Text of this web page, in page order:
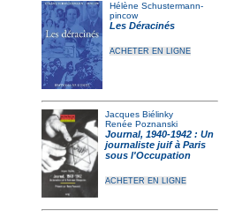
Hélène Schustermann-
pincow
Les Déracinés
ACHETER EN LIGNE
Jacques Biélinky
Renée Poznanski
Journal, 1940-1942 : Un
journaliste juif à Paris
sous l'Occupation
ACHETER EN LIGNE